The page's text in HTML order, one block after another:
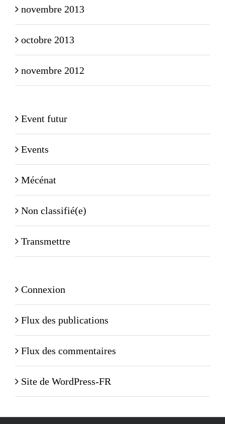
novembre 2013
octobre 2013
novembre 2012
Event futur
Events
Mécénat
Non classifié(e)
Transmettre
Connexion
Flux des publications
Flux des commentaires
Site de WordPress-FR